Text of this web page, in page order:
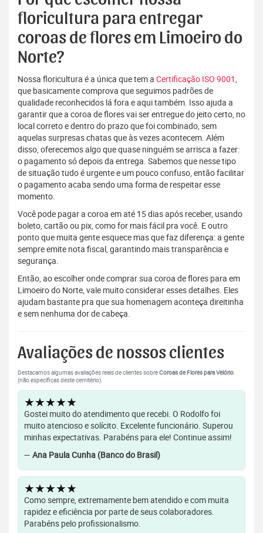
floricultura para entregar
coroas de flores em Limoeiro do
Norte?
Nossa floricultura é a única que tem a Certificação ISO 9001,
que basicamente comprova que seguimos padrões de
qualidade reconhecidos lá fora e aqui também. Isso ajuda a
garantir que a coroa de flores vai ser entregue do jeito certo, no
local correto e dentro do prazo que foi combinado, sem
aquelas surpresas chatas que às vezes acontecem. Além
disso, oferecemos algo que quase ninguém se arrisca a fazer:
o pagamento só depois da entrega. Sabemos que nesse tipo
de situação tudo é urgente e um pouco confuso, então facilitar
o pagamento acaba sendo uma forma de respeitar esse
momento.
Você pode pagar a coroa em até 15 dias após receber, usando
boleto, cartão ou pix, como for mais fácil pra você. E outro
ponto que muita gente esquece mas que faz diferença: a gente
sempre emite nota fiscal, garantindo mais transparência e
segurança.
Então, ao escolher onde comprar sua coroa de flores para em
Limoeiro do Norte, vale muito considerar esses detalhes. Eles
ajudam bastante pra que sua homenagem aconteça direitinha
e sem nenhuma dor de cabeça.
Avaliações de nossos clientes
Destacamos algumas avaliações reais de clientes sobreCoroas de Flores para Velório.
(não específicas deste cemitério).
★★★★★
Gostei muito do atendimento que recebi. O Rodolfo foi
muito atencioso e solícito. Excelente funcionário. Superou
minhas expectativas. Parabéns para ele! Continue assim!
— Ana Paula Cunha (Banco do Brasil)
★★★★★
Como sempre, extremamente bem atendido e com muita
rapidez e eficiência por parte de seus colaboradores.
Parabéns pelo profissionalismo.